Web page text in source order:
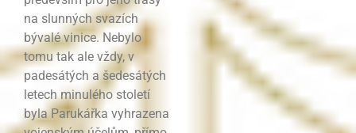
na slunných svazích
bývalé vinice. Nebylo
tomu tak ale vždy, v
padesátých a šedesátých
letech minulého století
byla Parukářka vyhrazena